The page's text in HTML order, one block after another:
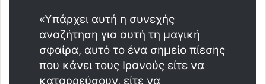
«Υπάρχει αυτή η συνεχής
αναζήτηση για αυτή τη μαγική
σφαίρα, αυτό το ένα σημείο πίεσης
που κάνει τους Ιρανούς είτε να
καταρρεύσουν, είτε να